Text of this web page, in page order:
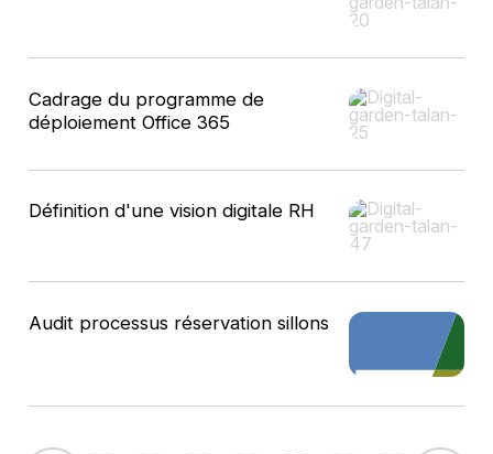
Cadrage du programme de
déploiement Office 365
Définition d'une vision digitale RH
Audit processus réservation sillons